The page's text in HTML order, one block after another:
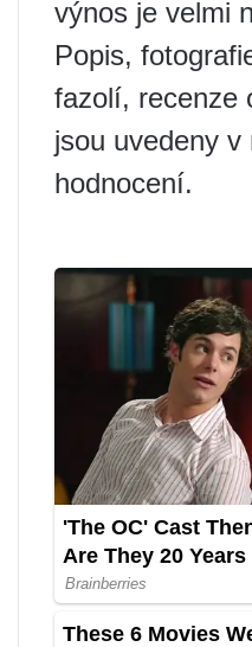
výnos je velmi
Popis,
fazolí, recenze
jsou uvedeny v
hodnocení.